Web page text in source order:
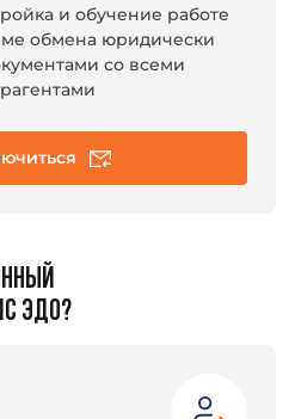
и обучение работе
обмена юридически
со всеми
ЭДО?